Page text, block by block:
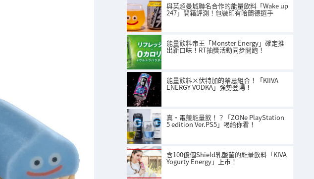
與英超曼城聯名合作的能量飲料「Wake up
247」開箱評測！包裝印有哈蘭德選手
能量飲料帝王「Monster Energy」確定推
出新口味！RT抽獎活動同步開跑！
能量飲料×伏特加的禁忌組合！「KIIVA
ENERGY VODKA」強勢登場！
真‧電競能量飲！？「ZONe PlayStation
5 edition Ver.PS5」喝給你看！
含100億個Shield乳酸菌的能量飲料「KIVA
Yogurty Energy」上市！